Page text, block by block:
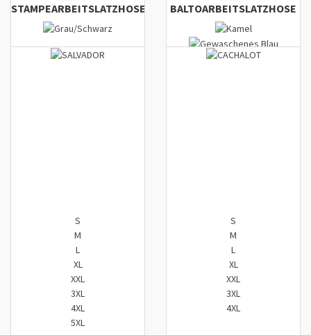
STAMPEARBEITSLATZHOSE
BALTOARBEITSLATZHOSE
S
M
L
XL
XXL
3XL
4XL
5XL
S
M
L
XL
XXL
3XL
4XL